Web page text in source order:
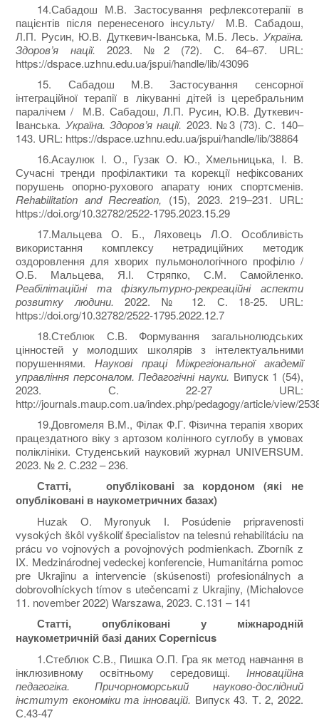
14.Сабадош М.В. Застосування рефлексотерапії в
пацієнтів після перенесеного інсульту/ М.В. Сабадош,
Л.П. Русин, Ю.В. Дуткевич-Іванська, М.Б. Лесь. Україна.
Здоров’я нації. 2023. №2 (72). С. 64–67. URL:
https://dspace.uzhnu.edu.ua/jspui/handle/lib/43096
15. Сабадош М.В. Застосування сенсорної
інтеграційної терапії в лікуванні дітей із церебральним
паралічем / М.В. Сабадош, Л.П. Русин, Ю.В. Дуткевич-
Іванська. Україна. Здоров’я нації. 2023. №3 (73). С. 140–
143. URL: https://dspace.uzhnu.edu.ua/jspui/handle/lib/38864
16.Асаулюк І. О., Гузак О. Ю., Хмельницька, І. В.
Сучасні тренди профілактики та корекції нефіксованих
порушень опорно-рухового апарату юних спортсменів.
Rehabilitation and Recreation, (15), 2023. 219–231. URL:
https://doi.org/10.32782/2522-1795.2023.15.29
17.Мальцева О. Б., Ляховець Л.О. Особливість
використання комплексу нетрадиційних методик
оздоровлення для хворих пульмонологічного профілю /
О.Б. Мальцева, Я.І. Стряпко, С.М. Самойленко.
Реабілітаційні та фізкультурно-рекреаційні аспекти
розвитку людини.2022. № 12. С. 18-25. URL:
https://doi.org/10.32782/2522-1795.2022.12.7
18.Стеблюк С.В. Формування загальнолюдських
цінностей у молодших школярів з інтелектуальними
порушеннями. Наукові праці Міжрегіональної академії
управління персоналом. Педагогічні науки. Випуск 1 (54),
2023. С. 22-27 URL:
http://journals.maup.com.ua/index.php/pedagogy/article/view/
19.Довгомеля В.М., Філак Ф.Г. Фізична терапія хворих
працездатного віку з артозом колінного суглобу в умовах
поліклініки. Студенський науковий журнал UNIVERSUM.
2023. № 2. С.232 – 236.
Статті, опубліковані за кордоном (які не
опубліковані в наукометричних базах)
Huzak О. Myronyuk І. Posúdenie pripravenosti
vysokých škôl vyškoliť špecialistov na telesnú rehabilitáciu na
prácu vo vojnových a povojnových podmienkach. Zborník z
IX. Medzinárodnej vedeckej konferencie, Humanitárna pomoc
pre Ukrajinu a intervencie (skúsenosti) profesionálnych a
dobrovoľníckych tímov s utečencami z Ukrajiny, (Michalovce
11. november 2022) Warszawa, 2023. С.131 – 141
Статті, опубліковані у міжнародній
наукометричній базі даних Соpernicus
1.Стеблюк С.В., Пишка О.П. Гра як метод навчання в
інклюзивному освітньому середовищі. Інноваційна
педагогіка. Причорноморський науково-дослідний
інститут економіки та інновацій. Випуск 43. Т. 2, 2022.
С.43-47